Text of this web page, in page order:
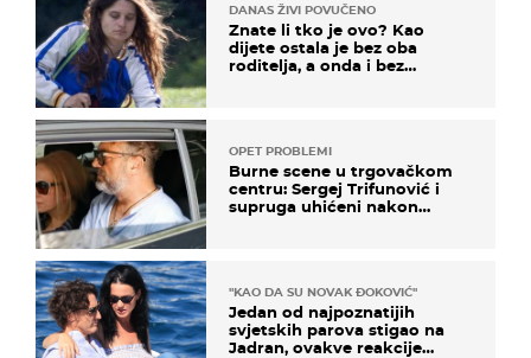
DANAS ŽIVI POVUČENO
Znate li tko je ovo? Kao
dijete ostala je bez oba
roditelja, a onda i bez
OPET PROBLEMI
Burne scene u trgovačkom
centru: Sergej Trifunović i
supruga uhićeni nakon
"KAO DA SU NOVAK ĐOKOVIĆ"
Jedan od najpoznatijih
svjetskih parova stigao na
Jadran, ovakve reakcije